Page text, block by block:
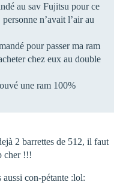
au sav Fujitsu pour ce
n’avait l’air au
pour passer ma ram
chez eux au double
une ram 100%
2 barrettes de 512, il faut
cher !!!
con-pétante :lol: